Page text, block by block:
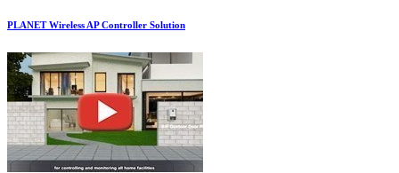
PLANET Wireless AP Controller Solution